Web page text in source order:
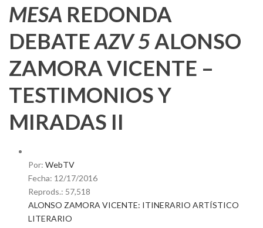
MESA REDONDA
DEBATEAZV 5 ALONSO
ZAMORA VICENTE –
TESTIMONIOS Y
MIRADAS II
Por: WebTV
Fecha: 12/17/2016
Reprods.: 57,518
ALONSO ZAMORA VICENTE: ITINERARIO ARTÍSTICO
LITERARIO